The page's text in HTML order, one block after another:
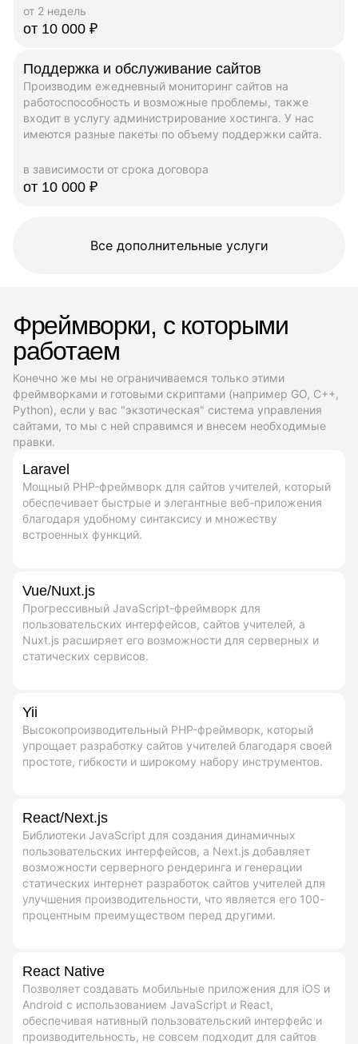
от 2 недель
от 10 000 ₽
Поддержка и обслуживание сайтов
Производим ежедневный мониторинг сайтов на
работоспособность и возможные проблемы, также
входит в услугу администрирование хостинга. У нас
имеются разные пакеты по объему поддержки сайта.
в зависимости от срока договора
от 10 000 ₽
Все дополнительные услуги
Фреймворки, с которыми
работаем
Конечно же мы не ограничиваемся только этими
фреймворками и готовыми скриптами (например GO, C++,
Python), если у вас "экзотическая" система управления
сайтами, то мы с ней справимся и внесем необходимые
правки.
Laravel
Мощный PHP-фреймворк для сайтов учителей, который
обеспечивает быстрые и элегантные веб-приложения
благодаря удобному синтаксису и множеству
встроенных функций.
Vue/Nuxt.js
Прогрессивный JavaScript-фреймворк для
пользовательских интерфейсов, сайтов учителей, а
Nuxt.js расширяет его возможности для серверных и
статических сервисов.
Yii
Высокопроизводительный PHP-фреймворк, который
упрощает разработку сайтов учителей благодаря своей
простоте, гибкости и широкому набору инструментов.
React/Next.js
Библиотеки JavaScript для создания динамичных
пользовательских интерфейсов, а Next.js добавляет
возможности серверного рендеринга и генерации
статических интернет разработок сайтов учителей для
улучшения производительности, что является его 100-
процентным преимуществом перед другими.
React Native
Позволяет создавать мобильные приложения для iOS и
Android с использованием JavaScript и React,
обеспечивая нативный пользовательский интерфейс и
производительность, не совсем подходит для сайтов